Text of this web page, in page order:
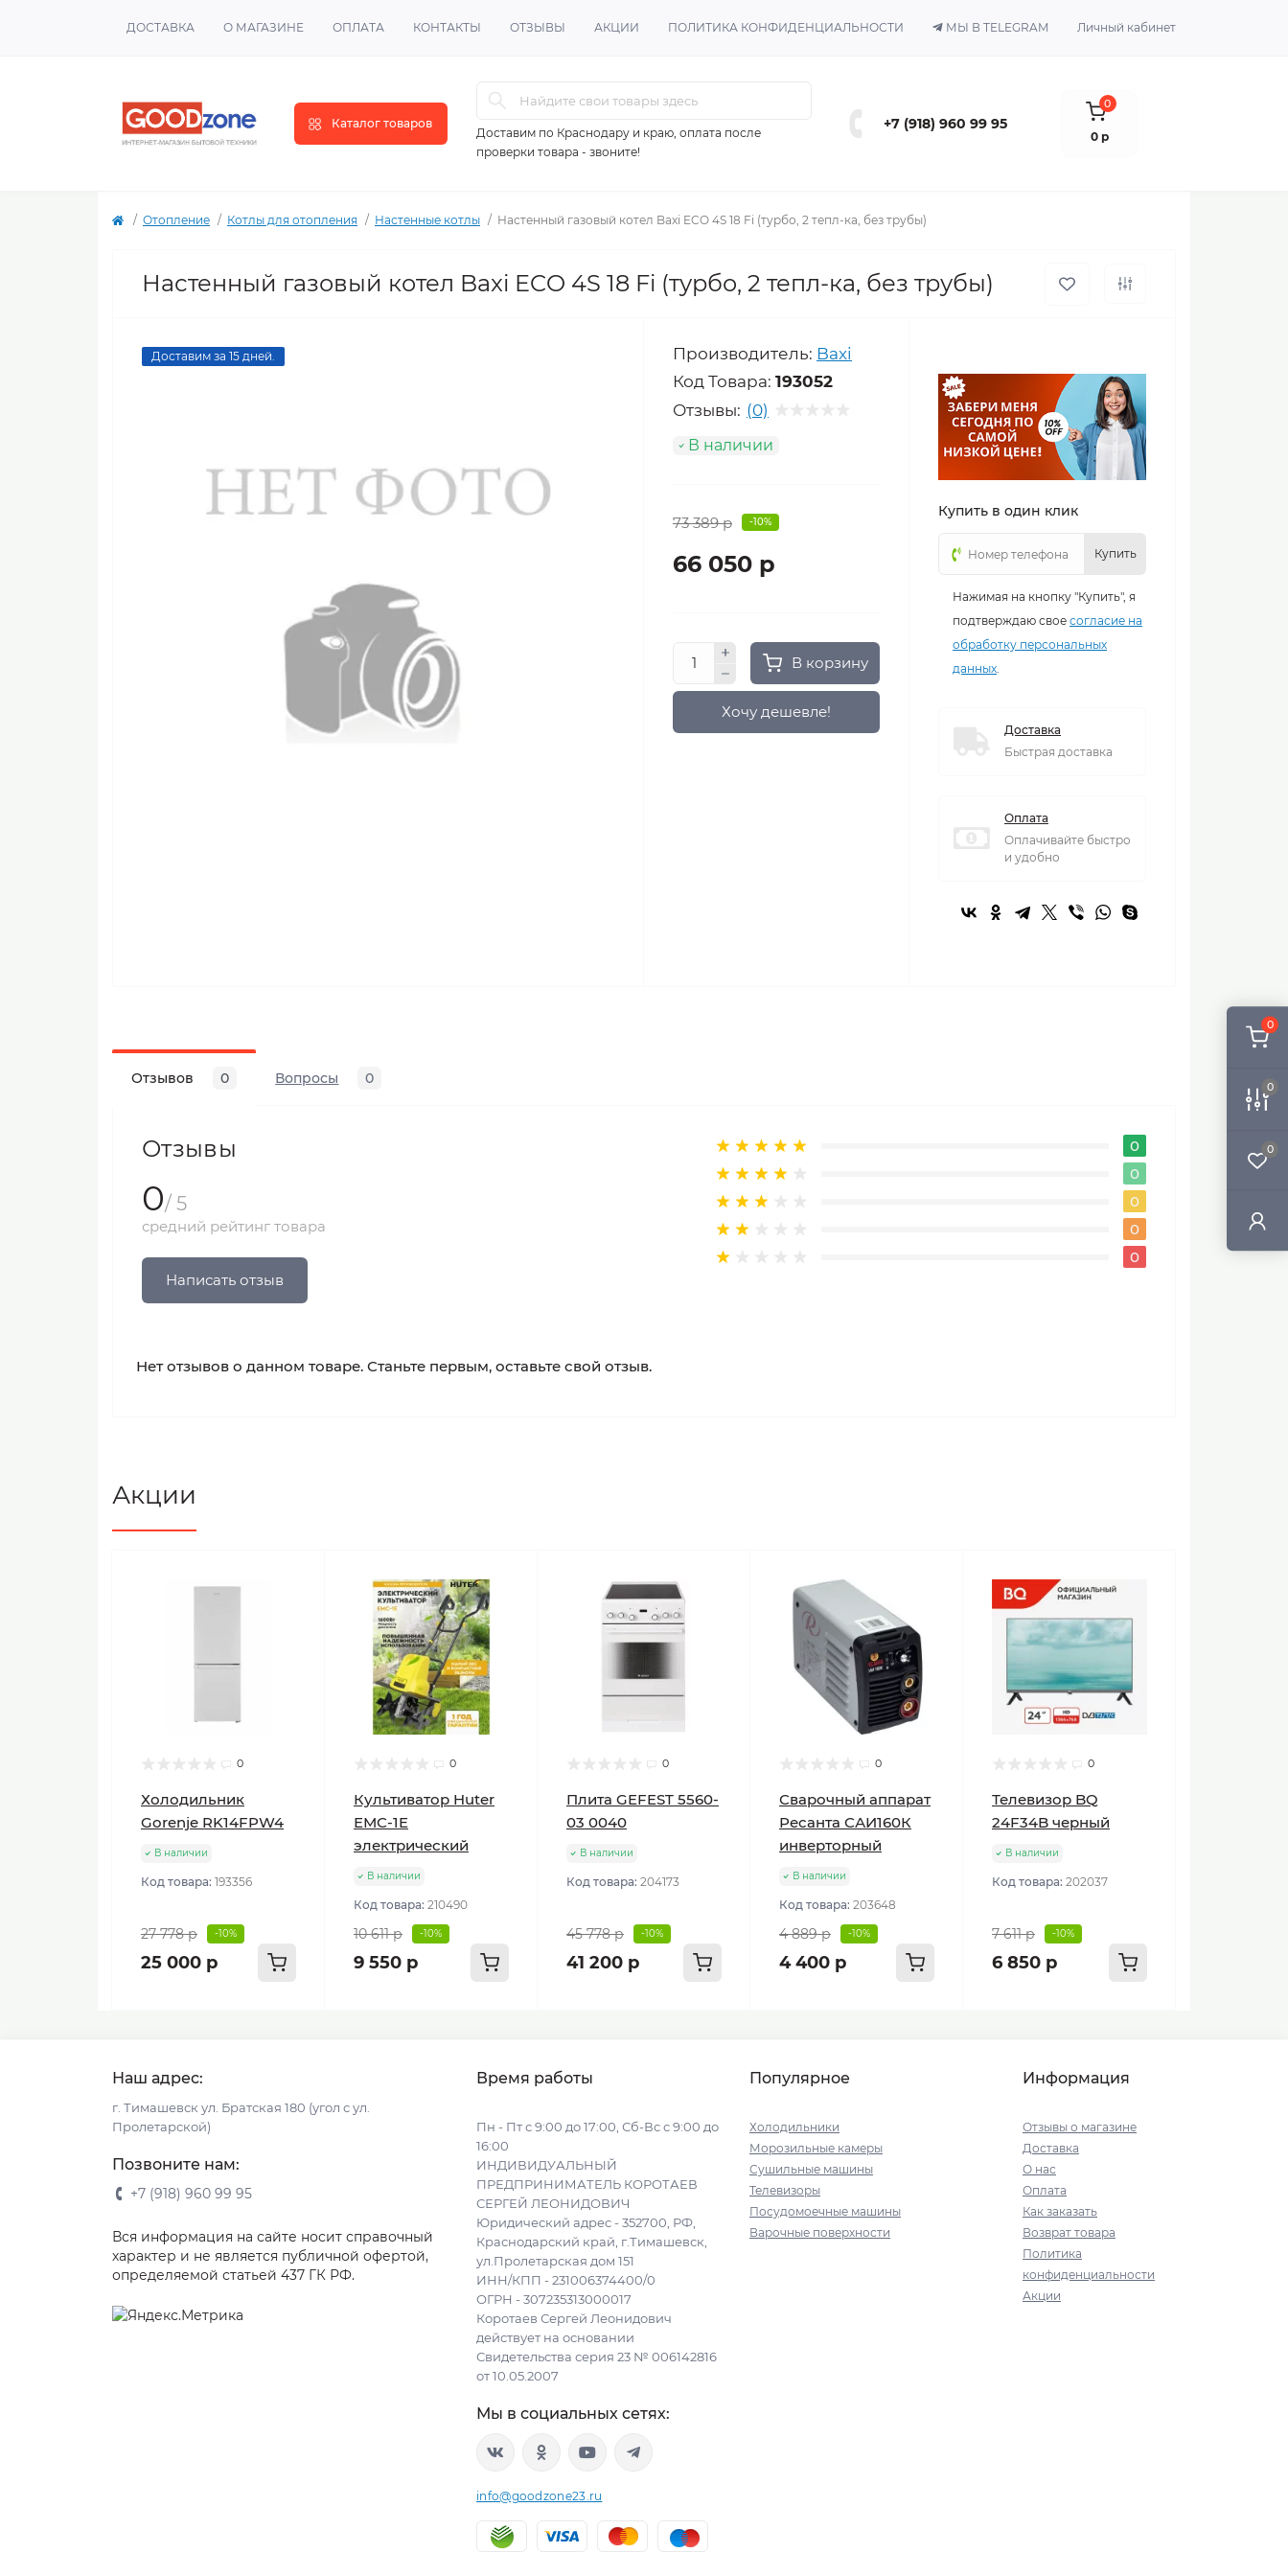
0
0
0
ДОСТАВКА О МАГАЗИНЕ ОПЛАТА КОНТАКТЫ ОТЗЫВЫ АКЦИИ ПОЛИТИКА КОНФИДЕНЦИАЛЬНОСТИ МЫ В TELEGRAM Личный кабинет
Каталог товаров
Доставим по Краснодару и краю, оплата после
проверки товара - звоните!
+7 (918) 960 99 95
0
0 р
Отопление Котлы для отопления Настенные котлы Настенный газовый котел Baxi ECO 4S 18 Fi (турбо, 2 тепл-ка, без трубы)
Настенный газовый котел Baxi ECO 4S 18 Fi (турбо, 2 тепл-ка, без трубы)
Доставим за 15 дней. Производитель: Baxi
Код Товара: 193052
Отзывы: (0)
В наличии
73 389 р -10%
66 050 р
В корзину
Хочу дешевле!
Купить в один клик
Купить
Нажимая на кнопку "Купить", я
подтверждаю свое согласие на
обработку персональных
данных.
Доставка
Быстрая доставка
Оплата
Оплачивайте быстро
и удобно
Отзывов 0 Вопросы 0
Отзывы
0/ 5
средний рейтинг товара
Написать отзыв
0
0
0
0
0
Нет отзывов о данном товаре. Станьте первым, оставьте свой отзыв.
Акции
0
Холодильник
Gorenje RK14FPW4
В наличии
Код товара: 193356
27 778 р -10%
25 000 р
0
Культиватор Huter
ЕМС-1E
электрический
В наличии
Код товара: 210490
10 611 р -10%
9 550 р
0
Плита GEFEST 5560-
03 0040
В наличии
Код товара: 204173
45 778 р -10%
41 200 р
0
Сварочный аппарат
Ресанта САИ160К
инверторный
В наличии
Код товара: 203648
4 889 р -10%
4 400 р
0
Телевизор BQ
24F34B черный
В наличии
Код товара: 202037
7 611 р -10%
6 850 р
Наш адрес:
г. Тимашевск ул. Братская 180 (угол с ул.
Пролетарской)
Позвоните нам:
+7 (918) 960 99 95
Вся информация на сайте носит справочный
характер и не является публичной офертой,
определяемой статьей 437 ГК РФ.
Время работы
Пн - Пт с 9:00 до 17:00, Сб-Вс с 9:00 до
16:00
ИНДИВИДУАЛЬНЫЙ
ПРЕДПРИНИМАТЕЛЬ КОРОТАЕВ
СЕРГЕЙ ЛЕОНИДОВИЧ
Юридический адрес - 352700, РФ,
Краснодарский край, г.Тимашевск,
ул.Пролетарская дом 151
ИНН/КПП - 231006374400/0
ОГРН - 307235313000017
Коротаев Сергей Леонидович
действует на основании
Свидетельства серия 23 № 006142816
от 10.05.2007
Мы в социальных сетях:
info@goodzone23.ru
Популярное
Холодильники
Морозильные камеры
Сушильные машины
Телевизоры
Посудомоечные машины
Варочные поверхности
Информация
Отзывы о магазине
Доставка
О нас
Оплата
Как заказать
Возврат товара
Политика
конфиденциальности
Акции